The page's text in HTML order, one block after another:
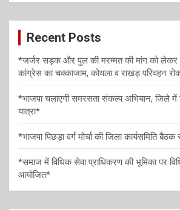
gc
Recent Posts
*जर्जर सड़क और पुल की मरम्मत की मांग को
कांग्रेस का चक्काजाम, कोयला व राखड़ परिवहन
*भाजपा चलाएगी समरसता संकल्प अभियान, जिले
यात्रा*
*भाजपा पिछड़ा वर्ग मोर्चा की जिला कार्यसमिति
*समाज में विधिक सेवा प्राधिकरण की भूमिका पर
आयोजित*